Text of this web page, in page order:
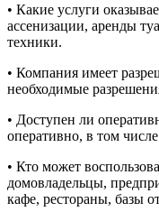
• Какие услуги
ассенизации, аренды
техники.
• Компания имеет
необходимые
• Доступен ли
оперативно, в том
• Кто может
домовладельцы,
кафе, рестораны, базы